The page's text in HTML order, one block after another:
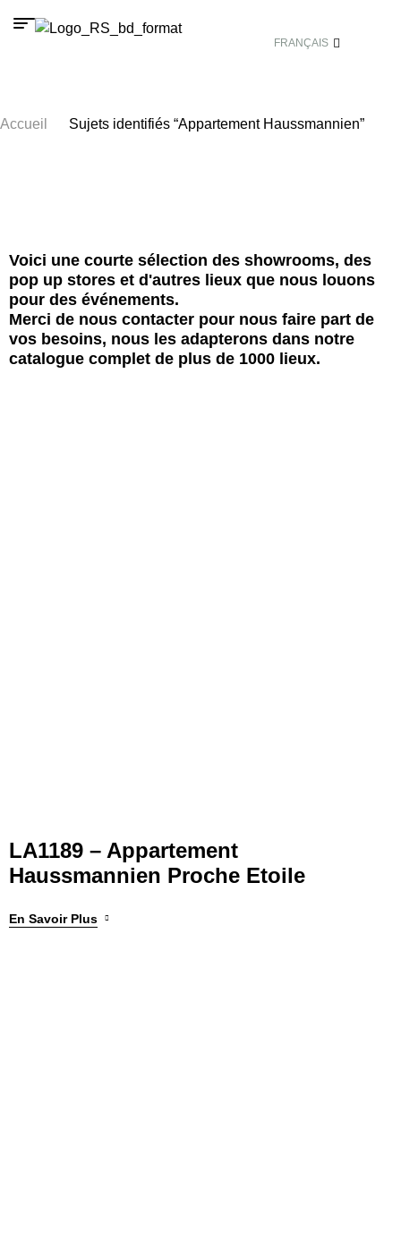
FRANÇAIS
Accueil Sujets identifiés “Appartement Haussmannien”
Voici une courte sélection des showrooms, des
pop up stores et d'autres lieux que nous louons
pour des événements.
Merci de nous contacter pour nous faire part de
vos besoins, nous les adapterons dans notre
catalogue complet de plus de 1000 lieux.
LA1189 – Appartement
Haussmannien Proche Etoile
En Savoir Plus